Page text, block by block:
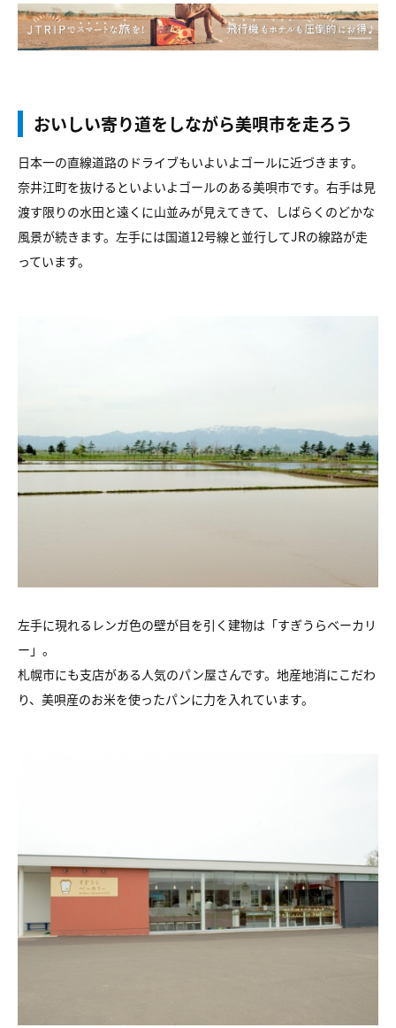
おいしい寄り道をしながら美唄市を走ろう
日本一の直線道路のドライブもいよいよゴールに近づきます。
奈井江町を抜けるといよいよゴールのある美唄市です。右手は見
渡す限りの水田と遠くに山並みが見えてきて、しばらくのどかな
風景が続きます。左手には国道12号線と並行してJRの線路が走
っています。
左手に現れるレンガ色の壁が目を引く建物は「すぎうらベーカリ
ー」。
札幌市にも支店がある人気のパン屋さんです。地産地消にこだわ
り、美唄産のお米を使ったパンに力を入れています。